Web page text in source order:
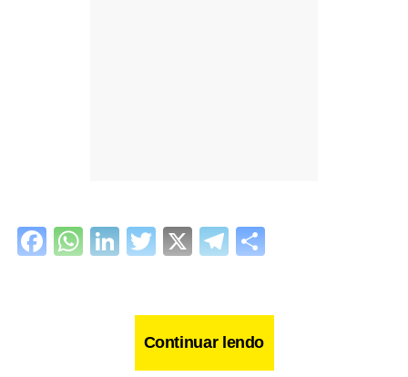
Facebook
WhatsApp
LinkedIn
Twitter
X Telegram
Continuar lendo